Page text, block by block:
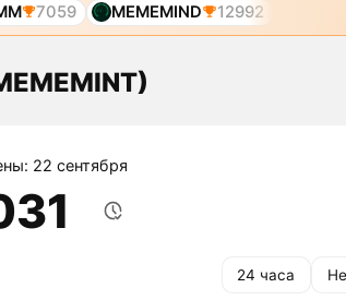
7059 MEMEMIND 12992
22 сентября
24 часа